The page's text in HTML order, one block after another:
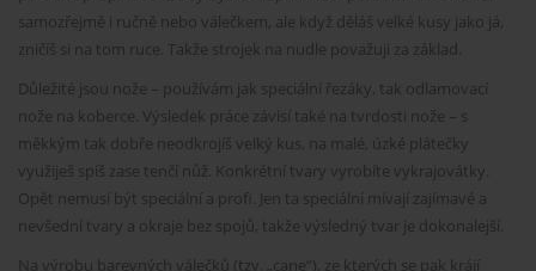
samozřejmě i ručně nebo válečkem, ale když děláš velké kusy jako já,
zničíš si na tom ruce. Takže strojek na nudle považuji za základ.
Důležité jsou nože – používám jak speciální řezáky, tak odlamovací
nože na koberce. Výsledek práce závisí také na tvrdosti nože – s
měkkým tak dobře neodkrojíš velký kus, na malé, úzké plátečky
využiješ spíš zase tenčí nůž. Konkrétní tvary vyrobíte vykrajovátky.
Opět nemusí být speciální a profi. Jen ta speciální mívají zajímavé a
nevšední tvary a okraje bez spojů, takže výsledný tvar je dokonalejší.
Na výrobu barevných válečků (tzv. „cane“), ze kterých se pak krájí